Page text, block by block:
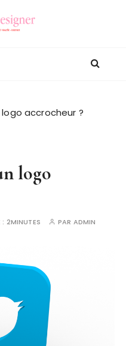
accrocheur ?
logo
: 2MINUTES PAR ADMIN